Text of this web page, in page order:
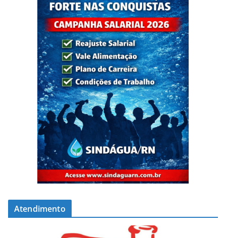
Atendimento